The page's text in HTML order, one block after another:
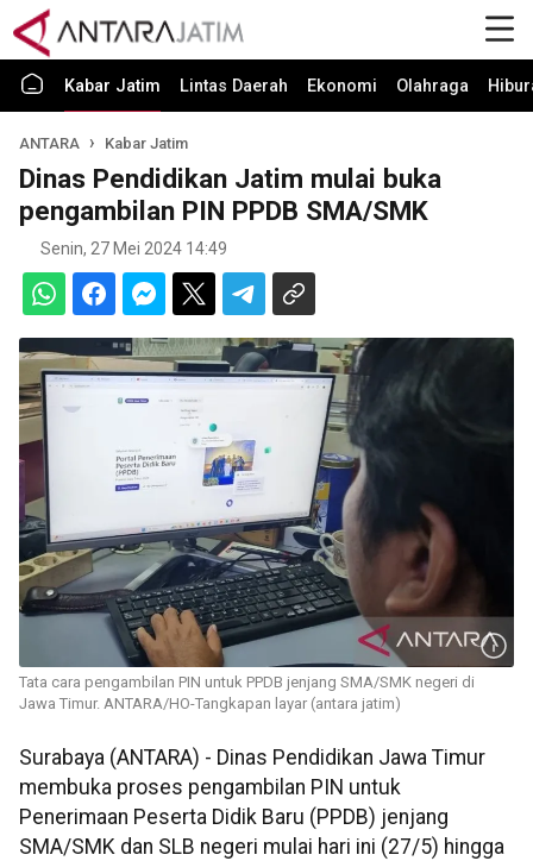
Kabar Jatim Lintas Daerah Ekonomi Olahraga
ANTARA Kabar Jatim
Dinas Pendidikan Jatim mulai buka
pengambilan PIN PPDB SMA/SMK
Senin, 27 Mei 2024 14:49
Tata cara pengambilan PIN untuk PPDB jenjang SMA/SMK negeri di
Jawa Timur. ANTARA/HO-Tangkapan layar (antara jatim)
Surabaya (ANTARA) - Dinas Pendidikan Jawa Timur
membuka proses pengambilan PIN untuk
Penerimaan Peserta Didik Baru (PPDB) jenjang
SMA/SMK dan SLB negeri mulai hari ini (27/5) hingga